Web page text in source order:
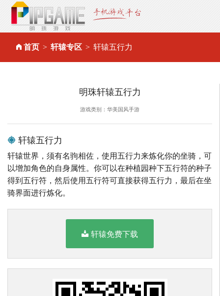
首页 轩辕专区 轩辕五行力
明珠轩辕五行力
游戏类别：华美国风手游
轩辕五行力
轩辕世界，须有名驹相佐，使用五行力来炼化你的坐骑，可
以增加角色的自身属性。你可以在种植园种下五行符的种子
得到五行符，然后使用五行符可直接获得五行力，最后在坐
骑界面进行炼化。
轩辕免费下载